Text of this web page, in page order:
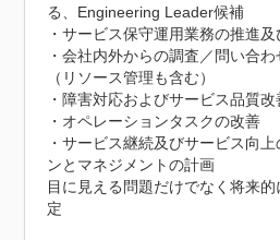
る、Engineering Leader候補
・サービス保守運用業務の推進及
・会社内外からの調査／問い合
（リソース管理も含む）
・障害対応およびサービス品質改
・オペレーションタスクの改善
・サービス継続及びサービス向
ンとマネジメントの計画
目に見える問題だけでなく将来
定